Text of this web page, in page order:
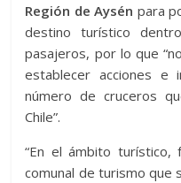
Región de Aysén para
destino turístico
pasajeros, por lo que
establecer acciones e
número de cruceros
Chile”.
“En el ámbito
comunal de turismo que